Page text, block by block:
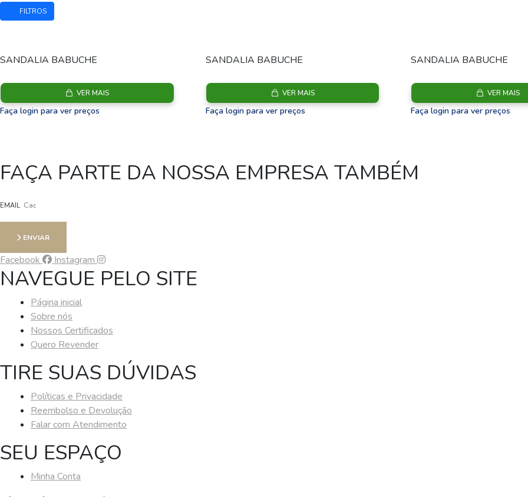
FILTROS
SANDALIA BABUCHE
VER MAIS
Faça login para ver preços
SANDALIA BABUCHE
VER MAIS
Faça login para ver preços
SANDALIA BABUCHE
VER MAIS
Faça login para ver preços
FAÇA PARTE DA NOSSA EMPRESA TAMBÉM
EMAIL
ENVIAR
Facebook Instagram
NAVEGUE PELO SITE
Página inicial
Sobre nós
Nossos Certificados
Quero Revender
TIRE SUAS DÚVIDAS
Políticas e Privacidade
Reembolso e Devolução
Falar com Atendimento
SEU ESPAÇO
Minha Conta